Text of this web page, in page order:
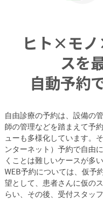
ヒト×モ
スを
自動予約
自由診療の予約は、設備の
師の管理などを踏まえて予
ューも多様化しています。
ンターネット）予約で自由
くことは難しいケースが多い
WEB予約については、仮予
望として、患者さんに仮の
らい、その後、受付スタッ